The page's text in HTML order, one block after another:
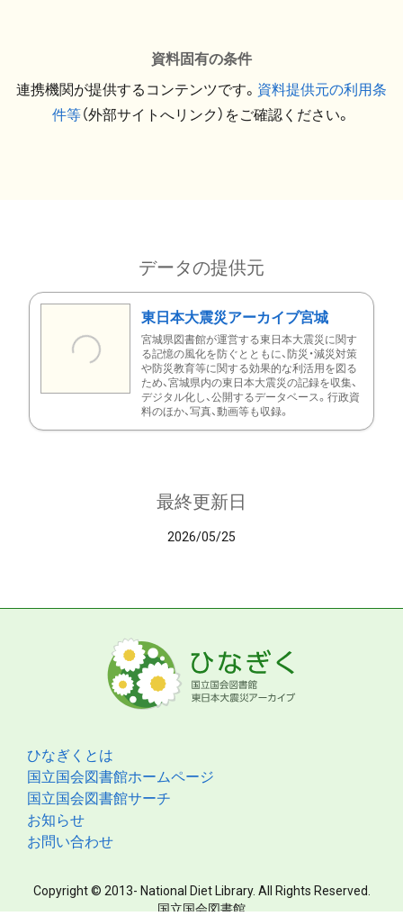
資料固有の条件
連携機関が提供するコンテンツです。 資料提供元の利用条
件等（外部サイトへリンク）をご確認ください。
データの提供元
東日本大震災アーカイブ宮城
宮城県図書館が運営する東日本大震災に関す
る記憶の風化を防ぐとともに、防災・減災対策
や防災教育等に関する効果的な利活用を図る
ため、宮城県内の東日本大震災の記録を収集、
デジタル化し、公開するデータベース。行政資
料のほか、写真、動画等も収録。
最終更新日
2026/05/25
ひなぎくとは
国立国会図書館ホームページ
国立国会図書館サーチ
お知らせ
お問い合わせ
Copyright © 2013- National Diet Library. All Rights Reserved.